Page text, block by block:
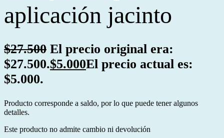
aplicación jacinto
$27.500 El precio original era:
$27.500.$5.000El precio actual es:
$5.000.
Producto corresponde a saldo, por lo que puede tener algunos
detalles.
Este producto no admite cambio ni devolución